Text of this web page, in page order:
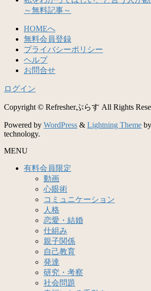
～無料記事～
HOMEへ
無料会員登録
プライバシーポリシー
ヘルプ
お問合せ
ログイン
Copyright © Refresherぷらす All Rights
Powered by WordPress & Lightning Theme
technology.
MENU
有料会員限定
動画
心眼術
コミュニケーション
人格
恋愛・結婚
仕組み
親子関係
自己教育
発達
研究・考察
社会問題